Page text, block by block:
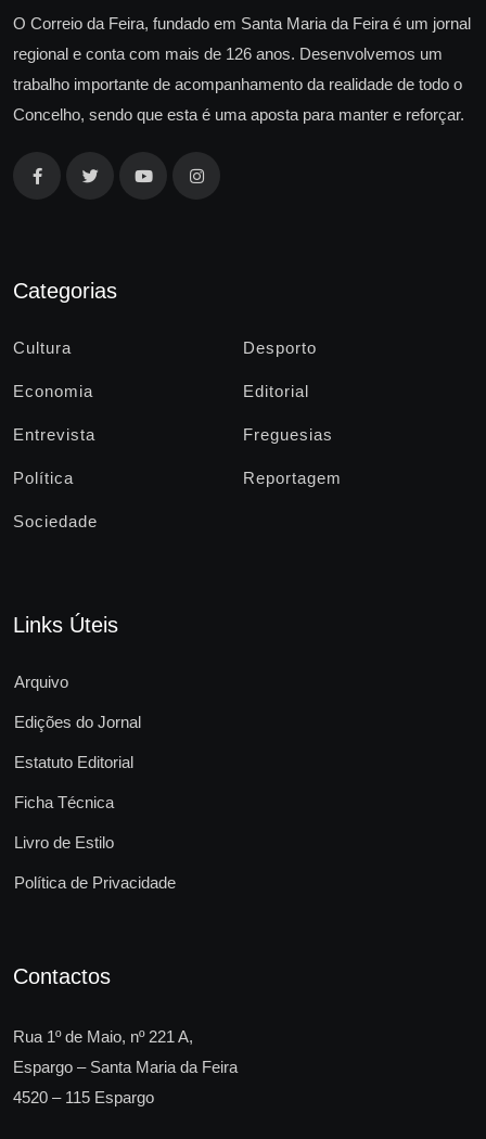
O Correio da Feira, fundado em Santa Maria da Feira é um jornal
regional e conta com mais de 126 anos. Desenvolvemos um
trabalho importante de acompanhamento da realidade de todo o
Concelho, sendo que esta é uma aposta para manter e reforçar.
Categorias
Cultura Desporto
Economia Editorial
Entrevista Freguesias
Política Reportagem
Sociedade
Links Úteis
Arquivo
Edições do Jornal
Estatuto Editorial
Ficha Técnica
Livro de Estilo
Política de Privacidade
Contactos
Rua 1º de Maio, nº 221 A,
Espargo – Santa Maria da Feira
4520 – 115 Espargo